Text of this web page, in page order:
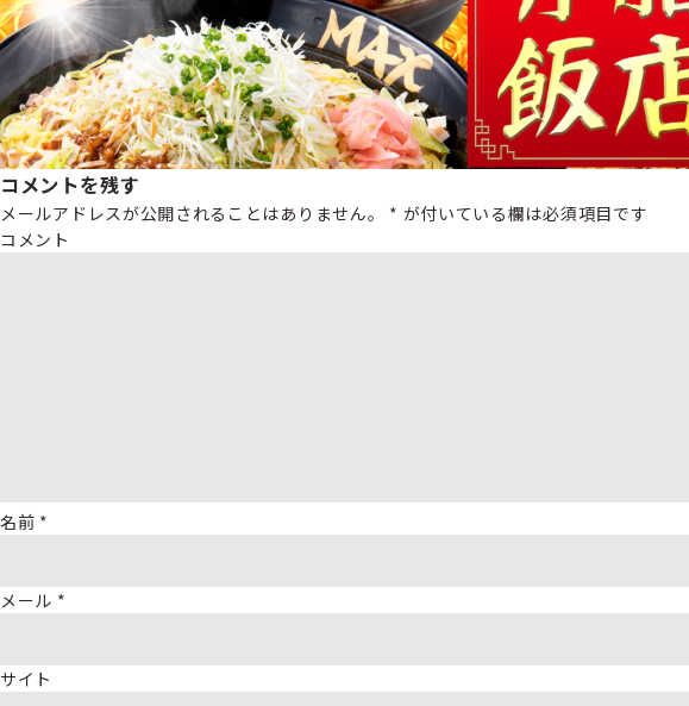
コメントを残す
メールアドレスが公開されることはありません。 * が付いている欄は必須項目です
コメント
名前 *
メール *
サイト